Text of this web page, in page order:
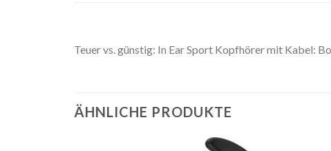
Teuer vs. günstig: In Ear Sport Kopfhörer mit Kabel:
ÄHNLICHE PRODUKTE